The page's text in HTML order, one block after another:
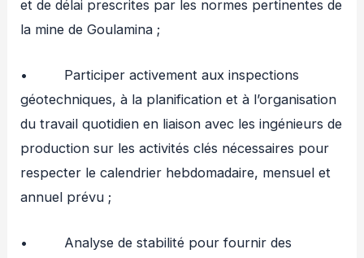
et de délai prescrites par les normes pertinentes de
la mine de Goulamina ;
• Participer activement aux inspections
géotechniques, à la planification et à l’organisation
du travail quotidien en liaison avec les ingénieurs de
production sur les activités clés nécessaires pour
respecter le calendrier hebdomadaire, mensuel et
annuel prévu ;
• Analyse de stabilité pour fournir des